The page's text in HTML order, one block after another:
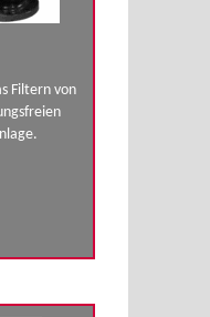
Filtern von